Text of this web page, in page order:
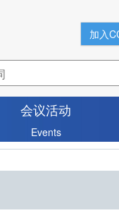
加入
会议活动
Events